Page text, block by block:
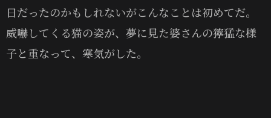
日だったのかもしれないがこんなことは初めてだ。
威嚇してくる猫の姿が、夢に見た婆さんの獰猛な様
子と重なって、寒気がした。